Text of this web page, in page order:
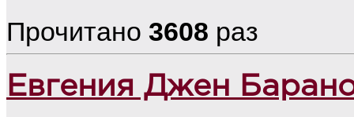
Прочитано 3608 раз
Евгения Джен